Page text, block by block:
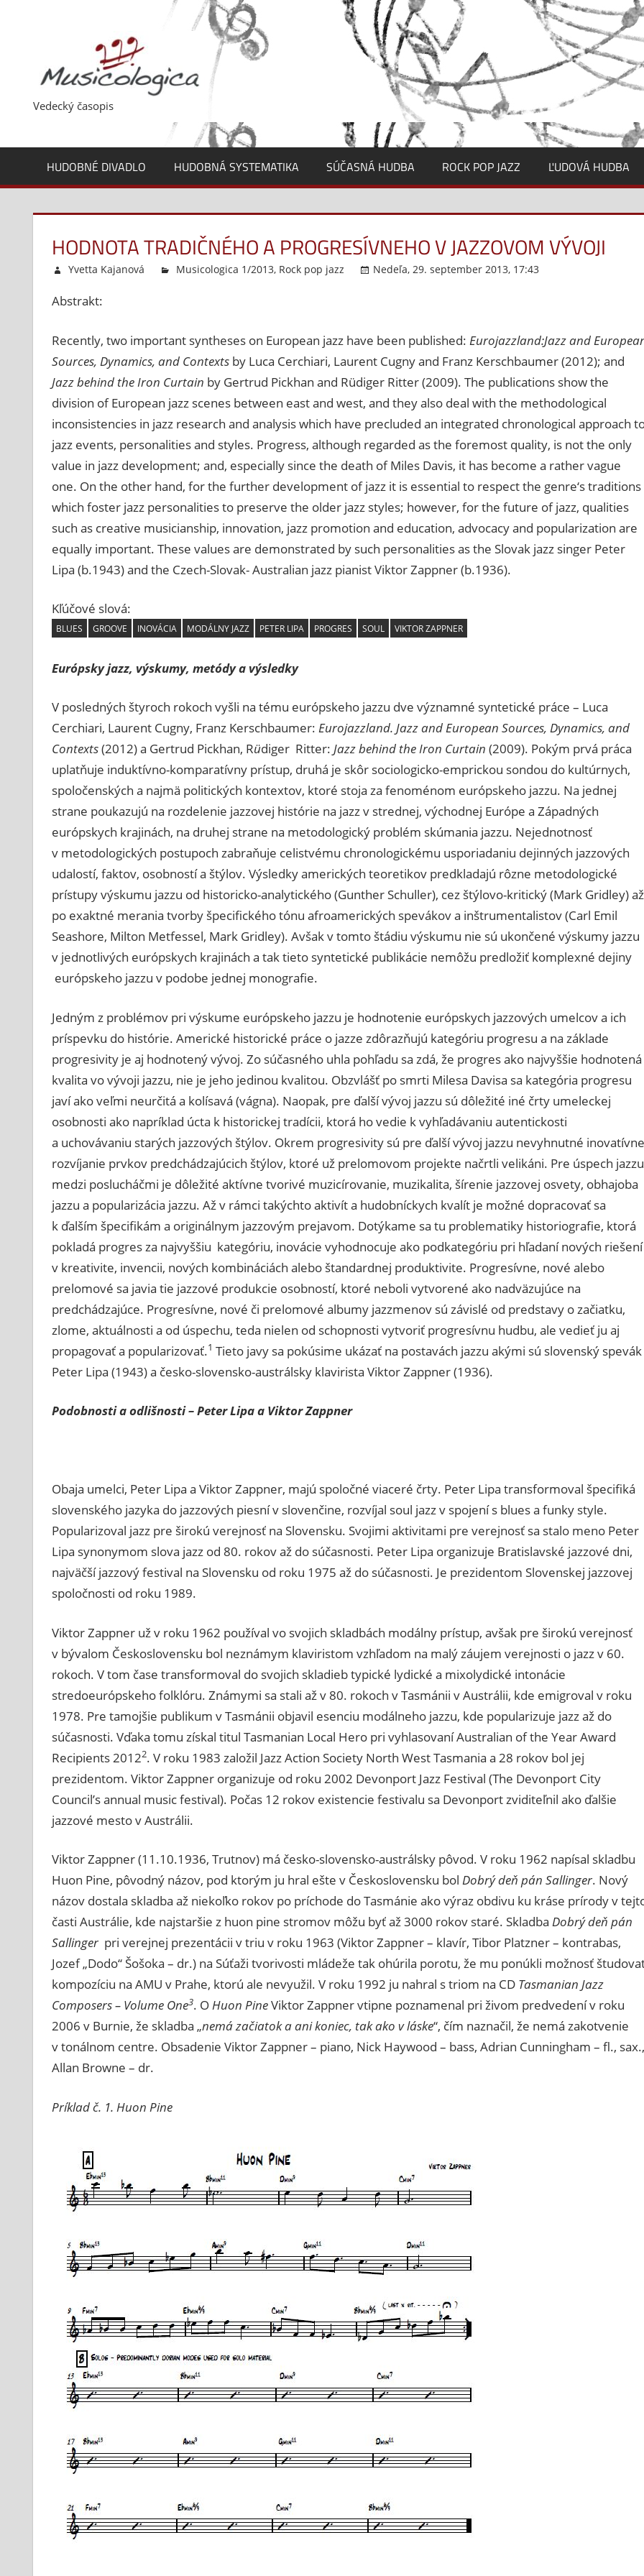
Vedecký časopis
HUDOBNÉ DIVADLO HUDOBNÁ SYSTEMATIKA SÚČASNÁ HUDBA ROCK POP JAZZ ĽUDOVÁ HUDBA
HODNOTA TRADIČNÉHO A PROGRESÍVNEHO V JAZZOVOM VÝVOJI
Yvetta Kajanová Musicologica 1/2013, Rock pop jazz Nedeľa, 29. september 2013, 17:43
Abstrakt:
Recently, two important syntheses on European jazz have been published: Eurojazzland:Jazz and
Sources, Dynamics, and Contexts by Luca Cerchiari, Laurent Cugny and Franz Kerschbaumer (2012); and
Jazz behind the Iron Curtain by Gertrud Pickhan and Rüdiger Ritter (2009). The publications showthe
division of European jazz scenes between east and west, and they also deal with the methodological
inconsistencies in jazz research and analysis which have precluded an integrated chronological approach
jazz events, personalities and styles. Progress, although regarded as the foremost quality, is not the only
value in jazz development; and, especially since the death of Miles Davis, it has become a rather vague
one. On the other hand, for the further development of jazz it is essential to respect the genre‘s traditions
which foster jazz personalities to preserve the older jazz styles; however, for the future of jazz, qualities
such as creative musicianship, innovation, jazz promotion and education, advocacy and popularization are
equally important. These values are demonstrated by such personalities as the Slovak jazz singer Peter
Lipa (b.1943) and the Czech-Slovak- Australian jazz pianist Viktor Zappner (b.1936).
Kľúčové slová:
BLUES GROOVE INOVÁCIA MODÁLNY JAZZ PETER LIPA PROGRES SOUL VIKTOR ZAPPNER
Európsky jazz, výskumy, metódy a výsledky
V posledných štyroch rokoch vyšli na tému európskeho jazzu dve významné syntetické práce – Luca
Cerchiari, Laurent Cugny, Franz Kerschbaumer: Eurojazzland. Jazz and European Sources, Dynamics, and
Contexts(2012)a Gertrud Pickhan, Rüdiger Ritter: Jazz behind the Iron Curtain (2009). Pokým prvá práca
uplatňuje induktívno-komparatívny prístup, druhá je skôr sociologicko-emprickou sondou do kultúrnych,
spoločenských a najmä politických kontextov, ktoré stoja za fenoménom európskeho jazzu. Na jednej
strane poukazujú na rozdelenie jazzovej histórie na jazz v strednej, východnej Európe a Západných
európskych krajinách, na druhej strane na metodologický problém skúmania jazzu. Nejednotnosť
v metodologických postupoch zabraňuje celistvému chronologickému usporiadaniu dejinných jazzových
udalostí, faktov, osobností a štýlov. Výsledky amerických teoretikov predkladajú rôzne metodologické
prístupy výskumu jazzu od historicko-analytického (Gunther Schuller), cez štýlovo-kritický (Mark Gridley) až
po exaktné merania tvorby špecifického tónu afroamerických spevákov a inštrumentalistov (Carl Emil
Seashore, Milton Metfessel, Mark Gridley). Avšak v tomto štádiu výskumu nie sú ukončené výskumy jazzu
v jednotlivých európskych krajinách a tak tieto syntetické publikácie nemôžu predložiť komplexné dejiny
európskeho jazzu v podobe jednej monografie.
Jedným z problémov pri výskume európskeho jazzu je hodnotenie európskych jazzových umelcov a ich
príspevku do histórie. Americké historické práce o jazze zdôrazňujú kategóriu progresu a na základe
progresivity je aj hodnotený vývoj. Zo súčasného uhla pohľadu sa zdá, že progres ako najvyššie hodnotená
kvalita vo vývoji jazzu, nie je jeho jedinou kvalitou. Obzvlášť po smrti Milesa Davisa sa kategória progresu
javí ako veľmi neurčitá a kolísavá (vágna). Naopak, pre ďalší vývoj jazzu sú dôležité iné črty umeleckej
osobnosti ako napríklad úcta k historickej tradícii, ktorá ho vedie k vyhľadávaniu autentickosti
a uchovávaniu starých jazzových štýlov. Okrem progresivity sú pre ďalší vývoj jazzu nevyhnutné inovatívne
rozvíjanie prvkov predchádzajúcich štýlov, ktoré už prelomovom projekte načrtli velikáni. Pre úspech jazzu
medzi poslucháčmi je dôležité aktívne tvorivé muzicírovanie, muzikalita, šírenie jazzovej osvety, obhajoba
jazzu a popularizácia jazzu. Až v rámci takýchto aktivít a hudobníckych kvalít je možné dopracovať sa
k ďalším špecifikám a originálnym jazzovým prejavom. Dotýkame sa tu problematiky historiografie, ktorá
pokladá progres za najvyššiu kategóriu, inovácie vyhodnocuje ako podkategóriu pri hľadaní nových riešení
v kreativite, invencii, nových kombináciách alebo štandardnej produktivite. Progresívne, nové alebo
prelomové sa javia tie jazzové produkcie osobností, ktoré neboli vytvorené ako nadväzujúce na
predchádzajúce. Progresívne, nové či prelomové albumy jazzmenov sú závislé od predstavy o začiatku,
zlome, aktuálnosti a od úspechu, teda nielen od schopnosti vytvoriť progresívnu hudbu, ale vedieť ju aj
propagovať a popularizovať.1 Tieto javy sa pokúsime ukázať na postavách jazzu akými sú slovenský spevák
Peter Lipa (1943) a česko-slovensko-austrálsky klavirista Viktor Zappner (1936).
Podobnosti a odlišnosti – Peter Lipa a Viktor Zappner
Obaja umelci, Peter Lipa a Viktor Zappner, majú spoločné viaceré črty. Peter Lipa transformoval špecifiká
slovenského jazyka do jazzových piesní v slovenčine, rozvíjal soul jazz v spojení s blues a funky style.
Popularizoval jazz pre širokú verejnosť na Slovensku. Svojimi aktivitami pre verejnosť sa stalo meno Peter
Lipa synonymom slova jazz od 80. rokov až do súčasnosti. Peter Lipa organizuje Bratislavské jazzové dni,
najväčší jazzový festival na Slovensku od roku 1975 až do súčasnosti. Je prezidentom Slovenskej jazzovej
spoločnosti od roku 1989.
Viktor Zappner už v roku 1962 používal vo svojich skladbách modálny prístup, avšak pre širokú verejnosť
v bývalom Československu bol neznámym klaviristom vzhľadom na malý záujem verejnosti o jazz v 60.
rokoch. V tom čase transformoval do svojich skladieb typické lydické a mixolydické intonácie
stredoeurópskeho folklóru. Známymi sa stali až v 80. rokoch v Tasmánii v Austrálii, kde emigroval v roku
1978. Pre tamojšie publikum v Tasmánii objavil esenciu modálneho jazzu, kde popularizuje jazz až do
súčasnosti. Vďaka tomu získal titul Tasmanian Local Hero pri vyhlasovaní Australian of the Year Award
Recipients 20122. V roku 1983 založil Jazz Action Society North West Tasmania a 28 rokov bol jej
prezidentom. Viktor Zappner organizuje od roku 2002 Devonport Jazz Festival (The Devonport City
Council’s annual music festival). Počas 12 rokov existencie festivalu sa Devonport zviditeľnil ako ďalšie
jazzové mesto v Austrálii.
Viktor Zappner (11.10.1936, Trutnov) má česko-slovensko-austrálsky pôvod. V roku 1962 napísal skladbu
Huon Pine, pôvodný názov, pod ktorým ju hral ešte v Československu bol Dobrý deň pán Sallinger. Nový
názov dostala skladba až niekoľko rokov po príchode do Tasmánie ako výraz obdivu ku kráse prírody v
časti Austrálie, kde najstaršie z huon pine stromov môžu byť až 3000 rokov staré. Skladba Dobrý deň pán
Sallinger pri verejnej prezentácii v triu v roku 1963 (Viktor Zappner – klavír, Tibor Platzner – kontrabas,
Jozef „Dodo“ Šošoka – dr.) na Súťaži tvorivosti mládeže tak ohúrila porotu, že mu ponúkli možnosť
kompozíciu na AMU v Prahe, ktorú ale nevyužil. V roku 1992 ju nahral s triom na CD Tasmanian Jazz
Composers – Volume One3. OHuon PineViktor Zappner vtipne poznamenal pri živom predvedení v roku
2006 v Burnie, že skladba „nemá začiatok a ani koniec, tak ako v láske“, čím naznačil, že nemá zakotvenie
v tonálnom centre. Obsadenie Viktor Zappner – piano, Nick Haywood – bass, Adrian Cunningham – fl., sax.,
Allan Browne – dr.
Príklad č. 1. Huon Pine